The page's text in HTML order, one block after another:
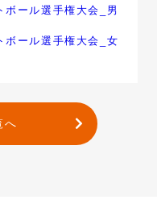
ール選手権大会_男
ボール選手権大会_女
へ